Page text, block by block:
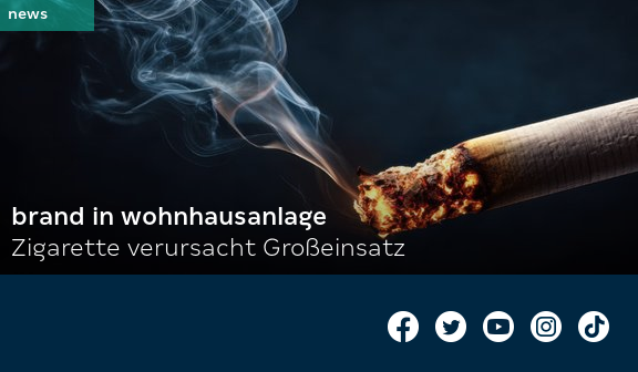
brand in wohnhausanlage
Zigarette verursacht Großeinsatz